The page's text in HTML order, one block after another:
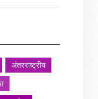
अंतरराष्ट्रीय